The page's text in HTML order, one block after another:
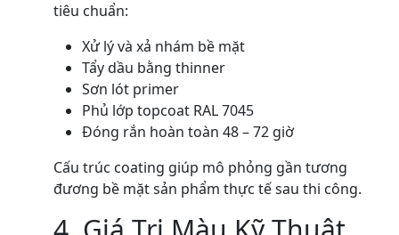
tiêu chuẩn:
Xử lý và xả nhám bề mặt
Tẩy dầu bằng thinner
Sơn lót primer
Phủ lớp topcoat RAL 7045
Đóng rắn hoàn toàn 48 – 72 giờ
Cấu trúc coating giúp mô phỏng gần tương
đương bề mặt sản phẩm thực tế sau thi công.